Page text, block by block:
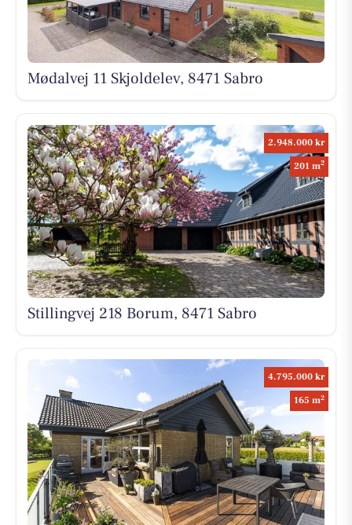
Mødalvej 11 Skjoldelev, 8471 Sabro
2.948.000 kr
201 m2
Stillingvej 218 Borum, 8471 Sabro
4.795.000 kr
165 m2